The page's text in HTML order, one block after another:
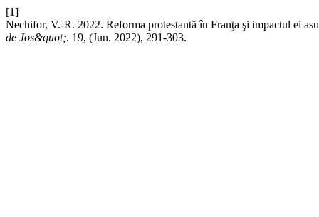
[1]
Nechifor, V.-R. 2022. Reforma protestantă în Franţa şi impactul ei
de Jos&quot;. 19, (Jun. 2022), 291-303.